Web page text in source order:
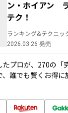
ン・ホイアン
テク！
ランキング&テクニッ
2026.03.26 発売
プロが、270の「
、誰でも賢くお得